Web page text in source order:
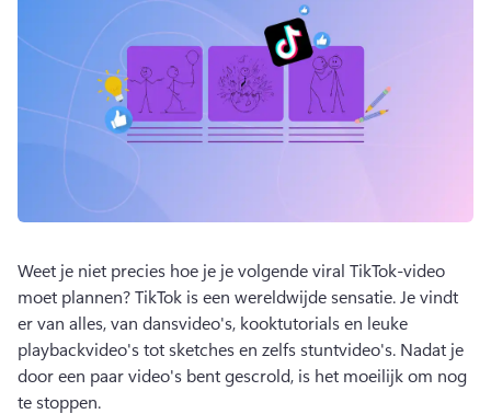
Weet je niet precies hoe je je volgende viral TikTok-video
moet plannen? TikTok is een wereldwijde sensatie. Je vindt
er van alles, van dansvideo's, kooktutorials en leuke
playbackvideo's tot sketches en zelfs stuntvideo's. Nadat je
door een paar video's bent gescrold, is het moeilijk om nog
te stoppen.